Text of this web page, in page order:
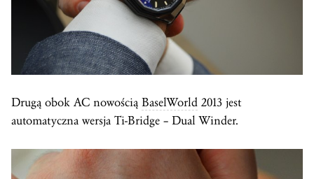
Drugą obok AC nowością BaselWorld 2013 jest
automatyczna wersja Ti-Bridge – Dual Winder.